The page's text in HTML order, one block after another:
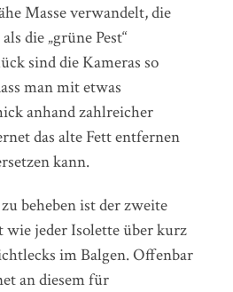
Masse verwandelt, die
die „grüne Pest“
sind die Kameras so
man mit etwas
anhand zahlreicher
das alte Fett entfernen
kann.
beheben ist der zweite
wie jeder Isolette über kurz
im Balgen. Offenbar
an diesem für